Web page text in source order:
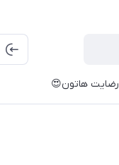
رضایت هاتون😍